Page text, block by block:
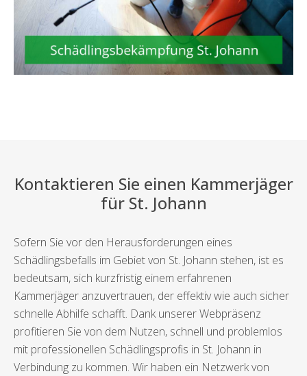
Kontaktieren Sie einen Kammerjäger
für St. Johann
Sofern Sie vor den Herausforderungen eines
Schädlingsbefalls im Gebiet von St. Johann stehen, ist es
bedeutsam, sich kurzfristig einem erfahrenen
Kammerjäger anzuvertrauen, der effektiv wie auch sicher
schnelle Abhilfe schafft. Dank unserer Webpräsenz
profitieren Sie von dem Nutzen, schnell und problemlos
mit professionellen Schädlingsprofis in St. Johann in
Verbindung zu kommen. Wir haben ein Netzwerk von